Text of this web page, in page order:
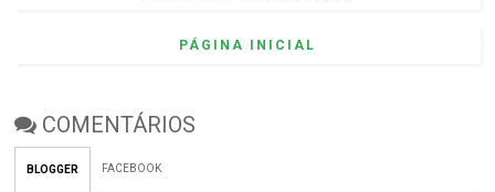
PÁGINA INICIAL
COMENTÁRIOS
BLOGGER FACEBOOK